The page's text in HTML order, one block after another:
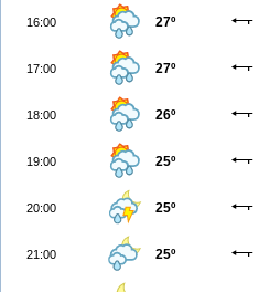
16:00 27º
17:00 27º
18:00 26º
19:00 25º
20:00 25º
21:00 25º